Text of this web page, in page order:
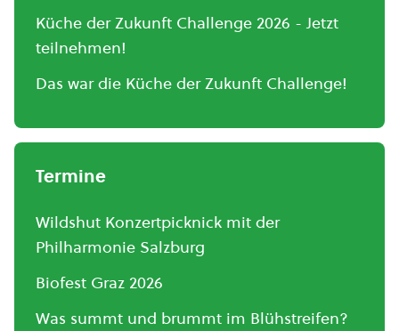
Küche der Zukunft Challenge 2026 - Jetzt
teilnehmen!
Das war die Küche der Zukunft Challenge!
Termine
Wildshut Konzertpicknick mit der
Philharmonie Salzburg
Biofest Graz 2026
Was summt und brummt im Blühstreifen?